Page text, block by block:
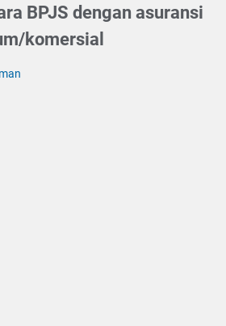
BPJS dengan asuransi
komersial